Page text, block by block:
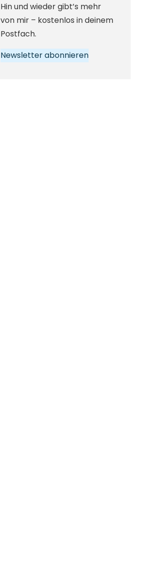
Hin und wieder gibt’s mehr
von mir – kostenlos in deinem
Postfach.
Newsletter abonnieren